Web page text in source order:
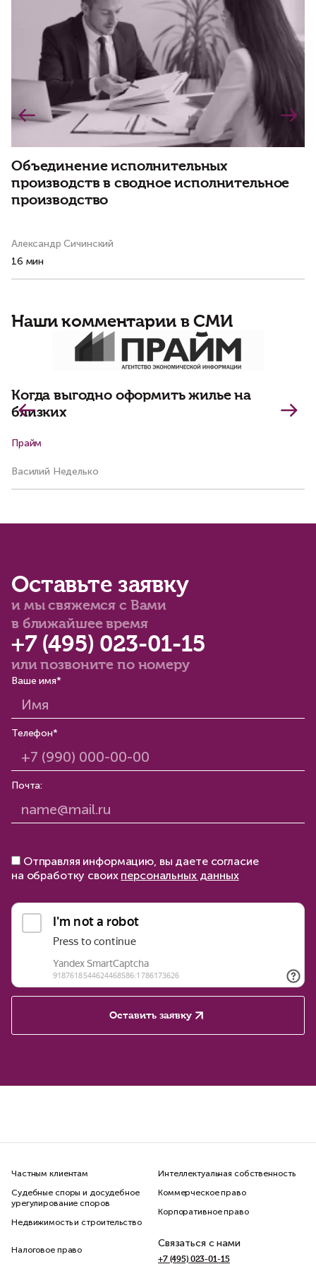
Объединение исполнительных
производств в сводное исполнительное
производство
Александр Сичинский
16 мин
Наши комментарии в СМИ
Когда выгодно оформить жилье на
близких
Прайм
Василий Неделько
Оставьте заявку
и мы свяжемся с Вами
в ближайшее время
+7 (495) 023-01-15
или позвоните по номеру
Ваше имя*
Телефон*
Почта:
Отправляя информацию, вы даете согласие
на обработку своих персональных данных
Оставить заявку
Частным клиентам
Судебные споры и досудебное
урегулирование споров
Недвижимость и строительство
Интеллектуальная собственность
Коммерческое право
Корпоративное право
Налоговое право
Связаться с нами
+7 (495) 023-01-15